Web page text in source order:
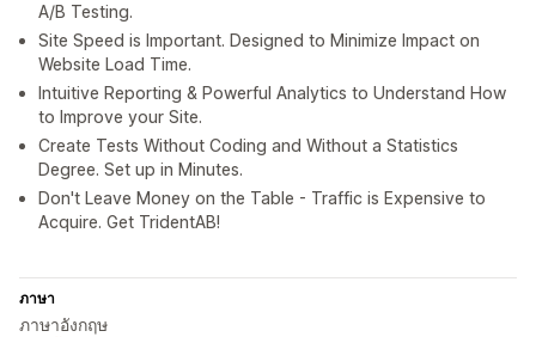
A/B Testing.
Site Speed is Important. Designed to Minimize Impact on
Website Load Time.
Intuitive Reporting & Powerful Analytics to Understand How
to Improve your Site.
Create Tests Without Coding and Without a Statistics
Degree. Set up in Minutes.
Don't Leave Money on the Table - Traffic is Expensive to
Acquire. Get TridentAB!
ภาษา
ภาษาอังกฤษ